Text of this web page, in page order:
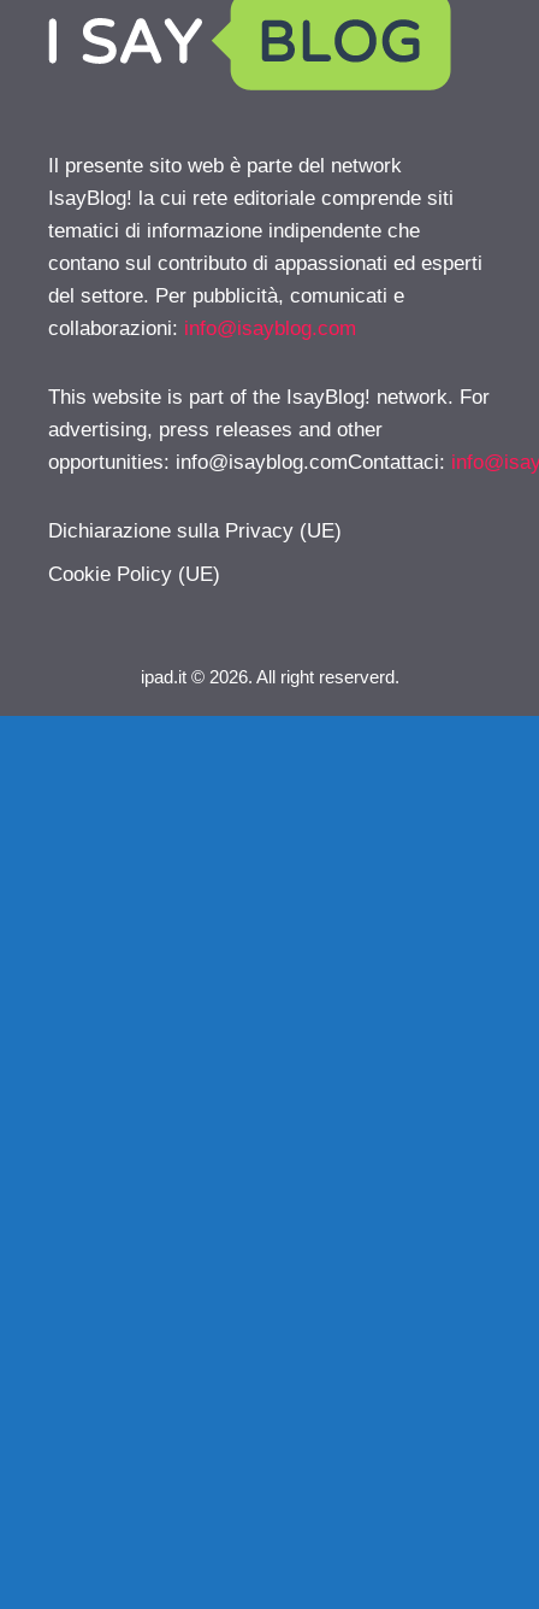
Il presente sito web è parte del network
IsayBlog! la cui rete editoriale comprende siti
tematici di informazione indipendente che
contano sul contributo di appassionati ed esperti
del settore. Per pubblicità, comunicati e
collaborazioni: info@isayblog.com
This website is part of the IsayBlog! network. For
advertising, press releases and other
opportunities: info@isayblog.comContattaci:
Dichiarazione sulla Privacy (UE)
Cookie Policy (UE)
ipad.it © 2026. All right reserverd.